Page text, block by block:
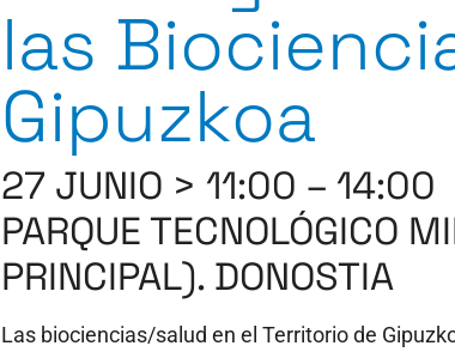
las
Gipuzkoa
27 JUNIO > 11:00 – 14:00
PARQUE TECNOLÓGICO
PRINCIPAL). DONOSTIA
Las biociencias/salud en el Territorio de